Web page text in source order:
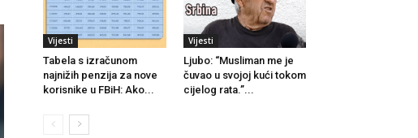
Vijesti
Tabela s izračunom
najnižih penzija za nove
korisnike u FBiH: Ako...
Vijesti
Ljubo: “Musliman me je
čuvao u svojoj kući tokom
cijelog rata.”...